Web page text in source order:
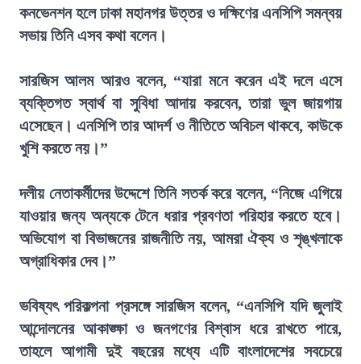
কনভেনশন হলে ঢাকা মহানগর উত্তর ও দক্ষিণের এনসিপি সমন্বয়
সভায় তিনি এসব কথা বলেন।
সারজিস আলম আরও বলেন, “যারা মনে করেন এই দলে এসে
ব্যক্তিগত স্বার্থ বা সুবিধা আদায় করবেন, তারা ভুল জায়গায়
এসেছেন। এনসিপি তার আদর্শ ও নীতিতে অবিচল থাকবে, কাউকে
খুশি করতে নয়।”
দলীয় নেতাকর্মীদের উদ্দেশে তিনি সতর্ক করে বলেন, “নিজে এগিয়ে
যাওয়ার জন্য অন্যকে টেনে ধরার প্রবণতা পরিহার করতে হবে।
অভিযোগ বা বিভাজনের রাজনীতি নয়, আমরা ঐক্য ও শৃঙ্খলাকে
অগ্রাধিকার দেব।”
ভবিষ্যৎ পরিকল্পনা প্রসঙ্গে সারজিস বলেন, “এনসিপি যদি জুলাই
আন্দোলনের আকাঙ্ক্ষা ও জনগণের বিশ্বাস ধরে রাখতে পারে,
তাহলে আগামী দুই বছরের মধ্যে এটি বাংলাদেশের সবচেয়ে